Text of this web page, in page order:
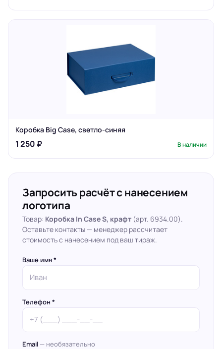
Коробка Big Case, светло-синяя
1 250 ₽ В наличии
Запросить расчёт с нанесением
логотипа
Товар: Коробка In Case S, крафт (арт. 6934.00).
Оставьте контакты — менеджер рассчитает
стоимость с нанесением под ваш тираж.
Ваше имя *
Телефон *
Email — необязательно